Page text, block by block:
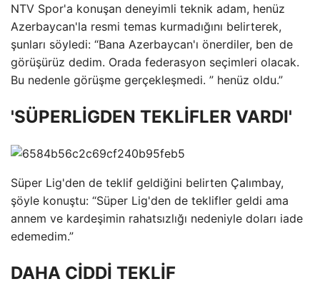
NTV Spor'a konuşan deneyimli teknik adam, henüz
Azerbaycan'la resmi temas kurmadığını belirterek,
şunları söyledi: “Bana Azerbaycan'ı önerdiler, ben de
görüşürüz dedim. Orada federasyon seçimleri olacak.
Bu nedenle görüşme gerçekleşmedi. ” henüz oldu.”
'SÜPERLİGDEN TEKLİFLER VARDI'
Süper Lig'den de teklif geldiğini belirten Çalımbay,
şöyle konuştu: “Süper Lig'den de teklifler geldi ama
annem ve kardeşimin rahatsızlığı nedeniyle doları iade
edemedim.”
DAHA CİDDİ TEKLİF